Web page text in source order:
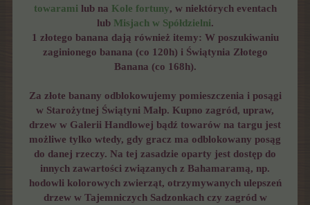
towarami lub na Kole fortuny, w niektórych eventach
lub Misjach w Spółdzielni.
1 złotego banana dają również itemy: W poszukiwaniu
zaginionego banana (co 120h) i Świątynia Złotego
Banana (co 168h).
Za złote banany odblokowujemy pomieszczenia i posągi
w Starożytnej Świątyni Małp. Kupno zagród, upraw,
drzew w Galerii Handlowej bądź towarów na targu jest
możliwe tylko wtedy, gdy gracz ma odblokowany posąg
do danej rzeczy. Na tej zasadzie oparty jest dostęp do
innych zawartości związanych z Bahamaramą, np.
hodowli kolorowych zwierząt, otrzymywanych ulepszeń
drzew w Tajemniczych Sadzonkach czy zagród w